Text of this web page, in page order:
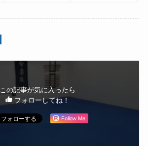
この記事が気に入ったら
フォローしてね！
Follow Me